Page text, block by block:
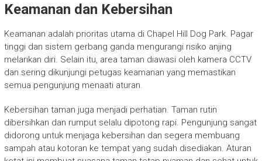
Keamanan dan Kebersihan
Keamanan adalah prioritas utama di Chapel Hill Dog Park. Pagar
tinggi dan sistem gerbang ganda mengurangi risiko anjing
melarikan diri. Selain itu, area taman diawasi oleh kamera CCTV
dan sering dikunjungi petugas keamanan yang memastikan
semua pengunjung menaati aturan.
Kebersihan taman juga menjadi perhatian. Taman rutin
dibersihkan dan rumput selalu dipotong rapi. Pengunjung sangat
didorong untuk menjaga kebersihan dan segera membuang
sampah atau kotoran ke tempat yang sudah disediakan. Aturan